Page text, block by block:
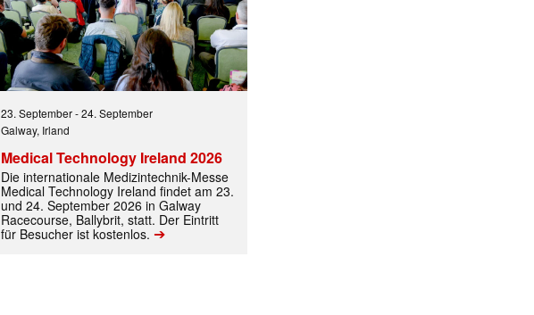
23. September-24. September
Galway, Irland
Medical Technology Ireland 2026
Die internationale Medizintechnik-Messe
Medical Technology Ireland findet am 23.
und 24. September 2026 in Galway
Racecourse, Ballybrit, statt. Der Eintritt
für Besucher ist kostenlos. ➔